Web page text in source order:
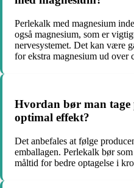
Perlekalk med magnesium
også magnesium, som er
nervesystemet. Det kan være
for ekstra magnesium ud over
Hvordan bør man
optimal effekt?
Det anbefales at følge
emballagen. Perlekalk bør
måltid for bedre optagelse i